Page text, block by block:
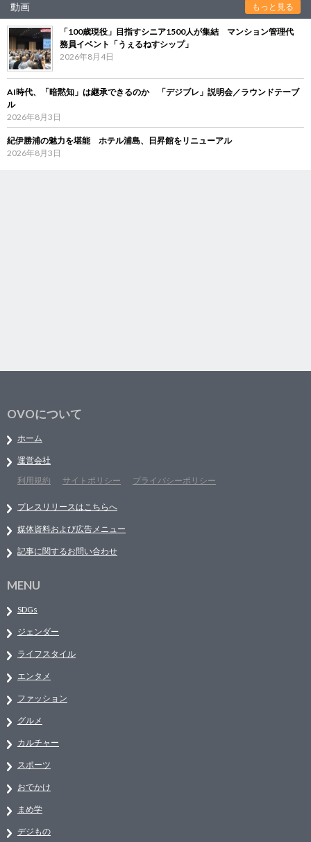
動画 もっと見る
「100歳現役」目指すシニア1500人が集結 マンション管理代
務員イベント「うぇるねすシップ」
2026年8月4日
AI時代、「暗黙知」は継承できるのか 「デジブレ」説明会／ラウンドテーブ
ル
2026年8月3日
紀伊勝浦の魅力を堪能 ホテル浦島、日昇館をリニューアル
2026年8月3日
OVOについて
ホーム
運営会社
利用規約
サイトポリシー プライバシーポリシー
プレスリリースはこちらへ
媒体資料および広告メニュー
記事に関するお問い合わせ
MENU
SDGs
ジェンダー
ライフスタイル
エンタメ
ファッション
グルメ
カルチャー
スポーツ
おでかけ
まめ学
デジもの